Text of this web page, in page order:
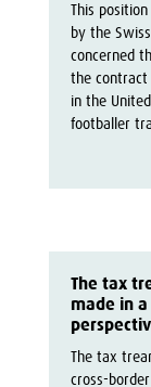
This
by the
concerned
the contract
in the
footballer
The tax
made in
The tax
cross-